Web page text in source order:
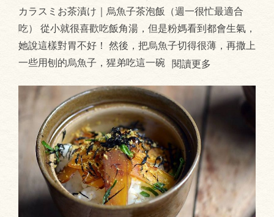
カラスミお茶漬け｜烏魚子茶泡飯（週一很忙最適合
吃） 從小就很喜歡吃飯角湯，但是粉媽看到都會生氣，
她說這樣對胃不好！ 然後，把烏魚子切得很薄，再撒上
一些用刨的烏魚子，猩弟吃這一碗 閱讀更多